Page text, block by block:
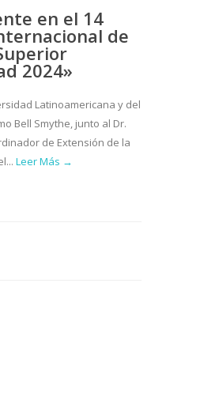
en el 14
de
2024»
Latinoamericana y del
Bell Smythe, junto al Dr.
de Extensión de la
Leer Más →